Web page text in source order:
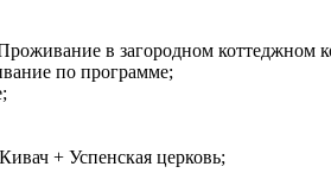
в загородном коттеджном
по программе;
+ Успенская церковь;